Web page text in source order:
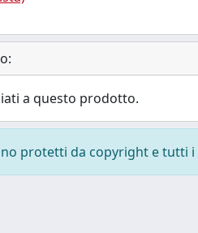
a questo prodotto.
protetti da copyright e tutti